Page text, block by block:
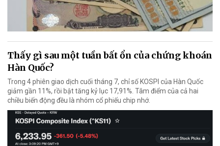
Thấy gì sau một tuần bất ổn của chứng khoán
Hàn Quốc?
Trong 4 phiên giao dịch cuối tháng 7, chỉ số KOSPI của Hàn Quốc
giảm gần 11%, rồi bật tăng kỷ lục 17,91%. Tâm điểm của cả hai
chiều biến động đều là nhóm cổ phiếu chip nhớ.